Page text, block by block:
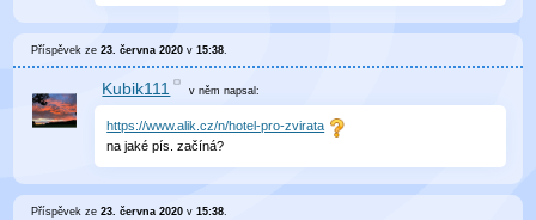
Příspěvek ze23. června 2020 v15:38
Kubik111 v němnapsal:
https://www.alik.cz/n/hotel-pro-zvirata
na jaké pís. začíná?
Příspěvek ze23. června 2020 v15:38